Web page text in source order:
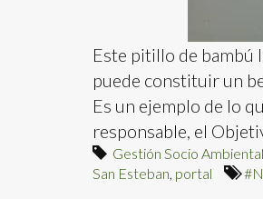
Este pitillo de bambú
puede constituir un
Es un ejemplo de lo
responsable, el
Gestión Socio Ambiental
San Esteban, portal